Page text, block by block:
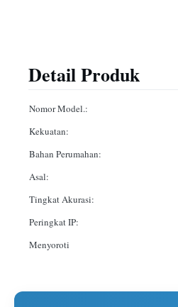
Detail Produk
Nomor Model.:
Kekuatan:
Bahan Perumahan:
Asal:
Tingkat Akurasi:
Peringkat IP:
Menyoroti